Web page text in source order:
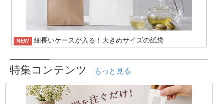
NEW 細長いケースが入る！大きめサイズの紙袋
特集コンテンツ もっと見る